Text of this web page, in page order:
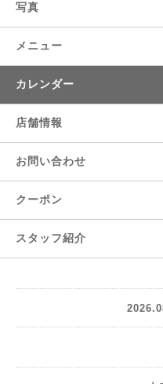
写真
メニュー
カレンダー
店舗情報
お問い合わせ
クーポン
スタッフ紹介